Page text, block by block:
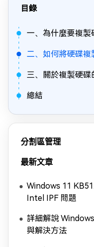
目錄
一、為什麼要複製
二、如何將硬碟複
三、關於複製硬碟
總結
分割區管理
最新文章
Windows 11
Intel IPF 問題
詳細解說
與解決方法